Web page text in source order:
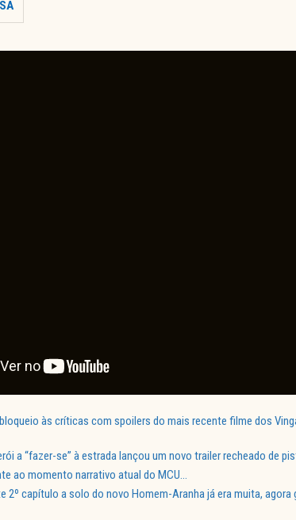
às críticas com spoilers do mais recente filme dos
a “fazer-se” à estrada lançou um novo trailer recheado de
ao momento narrativo atual do MCU…
2º capítulo a solo do novo Homem-Aranha já era muita,